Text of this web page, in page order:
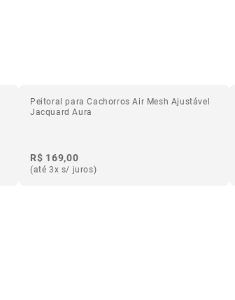
Peitoral para Cachorros Air Mesh Ajustável
Jacquard Aura
R$ 169,00
(até 3x s/ juros)